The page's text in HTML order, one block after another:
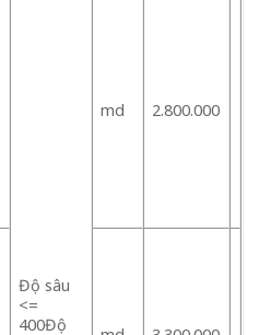
Độ sâu
<=
400Độ
md 2.800.000